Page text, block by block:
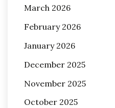
March 2026
February 2026
January 2026
December 2025
November 2025
October 2025